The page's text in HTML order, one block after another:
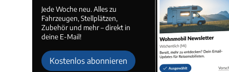
Jede Woche neu. Alles zu
Fahrzeugen, Stellplätzen,
Zubehör und mehr – direkt in
deine E-Mail!
Kostenlos abonnieren